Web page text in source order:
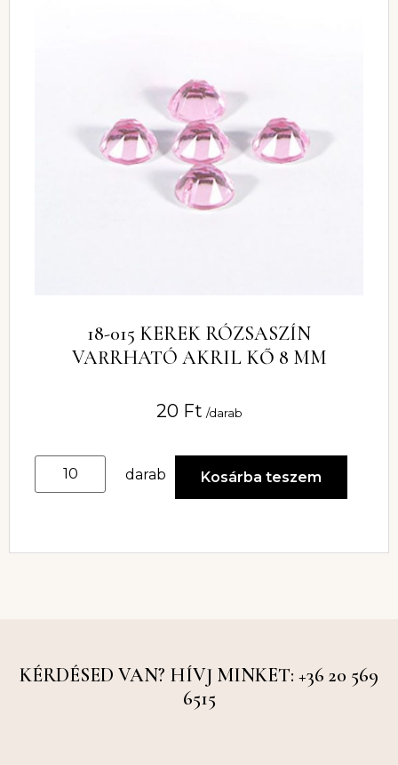
18-015 KEREK RÓZSASZÍN
VARRHATÓ AKRIL KŐ 8 MM
20 Ft /darab
darab Kosárba teszem
KÉRDÉSED VAN? HÍVJ MINKET: +36 20 569
6515